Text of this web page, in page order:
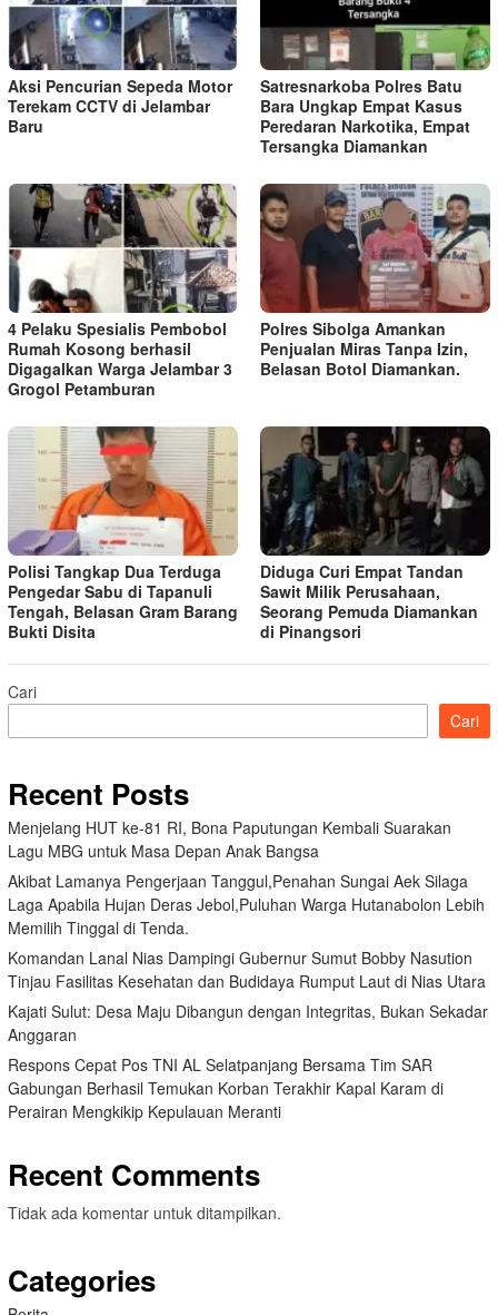
Aksi Pencurian Sepeda Motor
Terekam CCTV di Jelambar
Baru
Satresnarkoba Polres Batu
Bara Ungkap Empat Kasus
Peredaran Narkotika, Empat
Tersangka Diamankan
4 Pelaku Spesialis Pembobol
Rumah Kosong berhasil
Digagalkan Warga Jelambar 3
Grogol Petamburan
Polres Sibolga Amankan
Penjualan Miras Tanpa Izin,
Belasan Botol Diamankan.
Polisi Tangkap Dua Terduga
Pengedar Sabu di Tapanuli
Tengah, Belasan Gram Barang
Bukti Disita
Diduga Curi Empat Tandan
Sawit Milik Perusahaan,
Seorang Pemuda Diamankan
di Pinangsori
Cari
Cari
Recent Posts
Menjelang HUT ke-81 RI, Bona Paputungan Kembali Suarakan
Lagu MBG untuk Masa Depan Anak Bangsa
Akibat Lamanya Pengerjaan Tanggul,Penahan Sungai Aek Silaga
Laga Apabila Hujan Deras Jebol,Puluhan Warga Hutanabolon Lebih
Memilih Tinggal di Tenda.
Komandan Lanal Nias Dampingi Gubernur Sumut Bobby Nasution
Tinjau Fasilitas Kesehatan dan Budidaya Rumput Laut di Nias Utara
Kajati Sulut: Desa Maju Dibangun dengan Integritas, Bukan Sekadar
Anggaran
Respons Cepat Pos TNI AL Selatpanjang Bersama Tim SAR
Gabungan Berhasil Temukan Korban Terakhir Kapal Karam di
Perairan Mengkikip Kepulauan Meranti
Recent Comments
Tidak ada komentar untuk ditampilkan.
Categories